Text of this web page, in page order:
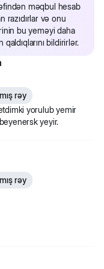
məqbul hesab
razıdırlar və onu
bu yeməyi daha
bildirirlər.
rəy
yorulub yemir
yeyir.
rəy